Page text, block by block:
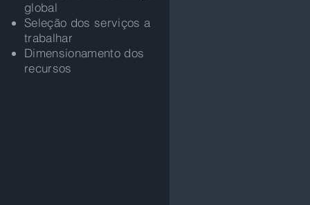
global
Seleção dos serviços a
trabalhar
Dimensionamento dos
recursos